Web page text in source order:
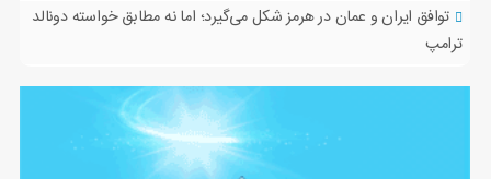
توافق ایران و عمان در هرمز شکل می‌گیرد؛ اما نه مطابق خواسته دونالد
ترامپ